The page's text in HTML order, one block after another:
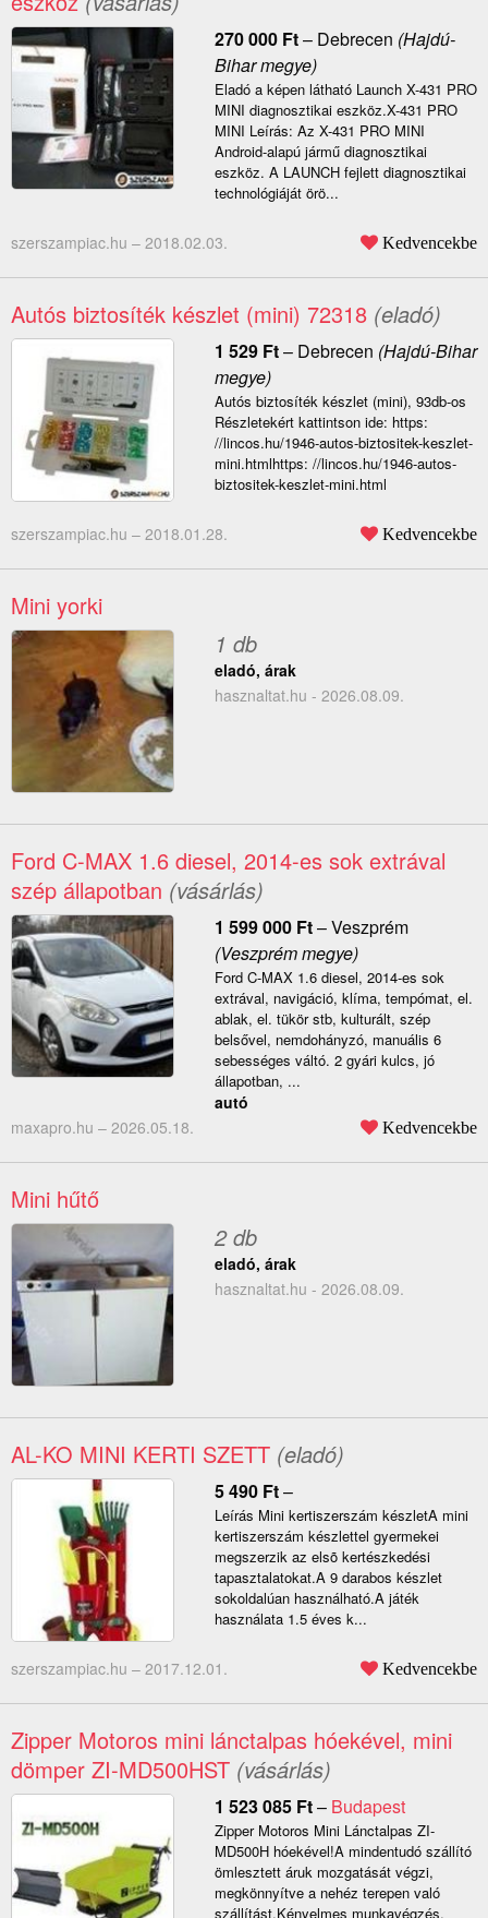
270 000 Ft– Debrecen (Hajdú-
Bihar megye)
Eladó a képen látható Launch X-431 PRO
MINI diagnosztikai eszköz.X-431 PRO
MINI Leírás: Az X-431 PRO MINI
Android-alapú jármű diagnosztikai
eszköz. A LAUNCH fejlett diagnosztikai
technológiáját örö...
szerszampiac.hu – 2018.02.03. Kedvencekbe
Autós biztosíték készlet (mini) 72318 (eladó)
1 529 Ft– Debrecen (Hajdú-Bihar
megye)
Autós biztosíték készlet (mini), 93db-os
Részletekért kattintson ide: https:
//lincos.hu/1946-autos-biztositek-keszlet-
mini.htmlhttps: //lincos.hu/1946-autos-
biztositek-keszlet-mini.html
szerszampiac.hu – 2018.01.28. Kedvencekbe
Mini yorki
1 db
eladó, árak
hasznaltat.hu - 2026.08.09.
Ford C-MAX 1.6 diesel, 2014-es sok extrával
szép állapotban (vásárlás)
1 599 000 Ft–Veszprém
(Veszprém megye)
Ford C-MAX 1.6 diesel, 2014-es sok
extrával, navigáció, klíma, tempómat, el.
ablak, el. tükör stb, kulturált, szép
belsővel, nemdohányzó, manuális 6
sebességes váltó. 2 gyári kulcs, jó
állapotban, ...
autó
maxapro.hu – 2026.05.18. Kedvencekbe
Mini hűtő
2 db
eladó, árak
hasznaltat.hu - 2026.08.09.
AL-KO MINI KERTI SZETT (eladó)
5 490 Ft–
Leírás Mini kertiszerszám készletA mini
kertiszerszám készlettel gyermekei
megszerzik az elsõ kertészkedési
tapasztalatokat.A 9 darabos készlet
sokoldalúan használható.A játék
használata 1.5 éves k...
szerszampiac.hu – 2017.12.01. Kedvencekbe
Zipper Motoros mini lánctalpas hóekével, mini
dömper ZI-MD500HST (vásárlás)
1 523 085 Ft– Budapest
Zipper Motoros Mini Lánctalpas ZI-
MD500H hóekével!A mindentudó szállító
ömlesztett áruk mozgatását végzi,
megkönnyítve a nehéz terepen való
szállítást.Kényelmes munkavégzés.